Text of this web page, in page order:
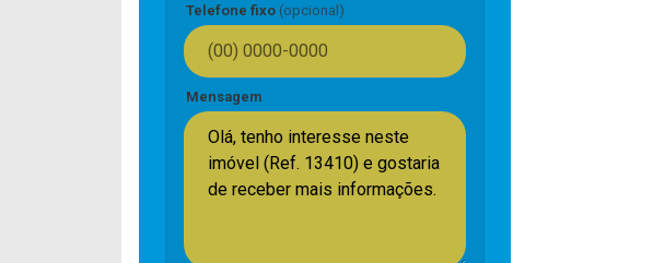
Telefone fixo (opcional)
Mensagem